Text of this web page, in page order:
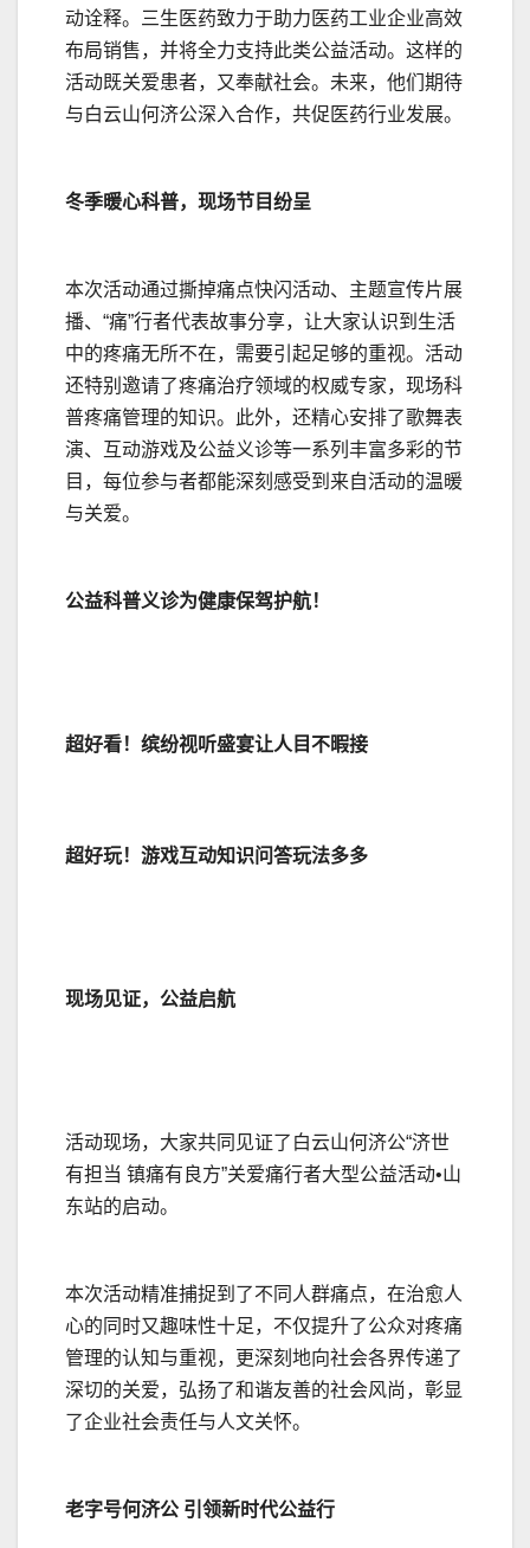
动诠释。三生医药致力于助力医药工业企业高效
布局销售，并将全力支持此类公益活动。这样的
活动既关爱患者，又奉献社会。未来，他们期待
与白云山何济公深入合作，共促医药行业发展。
冬季暖心科普，现场节目纷呈
本次活动通过撕掉痛点快闪活动、主题宣传片展
播、“痛”行者代表故事分享，让大家认识到生活
中的疼痛无所不在，需要引起足够的重视。活动
还特别邀请了疼痛治疗领域的权威专家，现场科
普疼痛管理的知识。此外，还精心安排了歌舞表
演、互动游戏及公益义诊等一系列丰富多彩的节
目，每位参与者都能深刻感受到来自活动的温暖
与关爱。
公益科普义诊为健康保驾护航！
超好看！缤纷视听盛宴让人目不暇接
超好玩！游戏互动知识问答玩法多多
现场见证，公益启航
活动现场，大家共同见证了白云山何济公“济世
有担当 镇痛有良方”关爱痛行者大型公益活动•山
东站的启动。
本次活动精准捕捉到了不同人群痛点，在治愈人
心的同时又趣味性十足，不仅提升了公众对疼痛
管理的认知与重视，更深刻地向社会各界传递了
深切的关爱，弘扬了和谐友善的社会风尚，彰显
了企业社会责任与人文关怀。
老字号何济公 引领新时代公益行